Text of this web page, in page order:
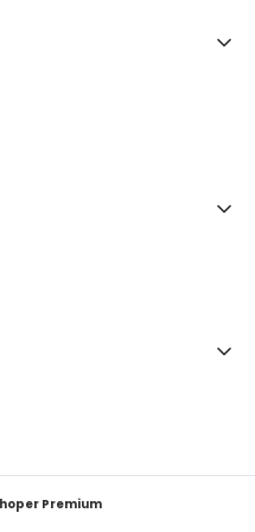
Premium
0. Zobacz szczegóły